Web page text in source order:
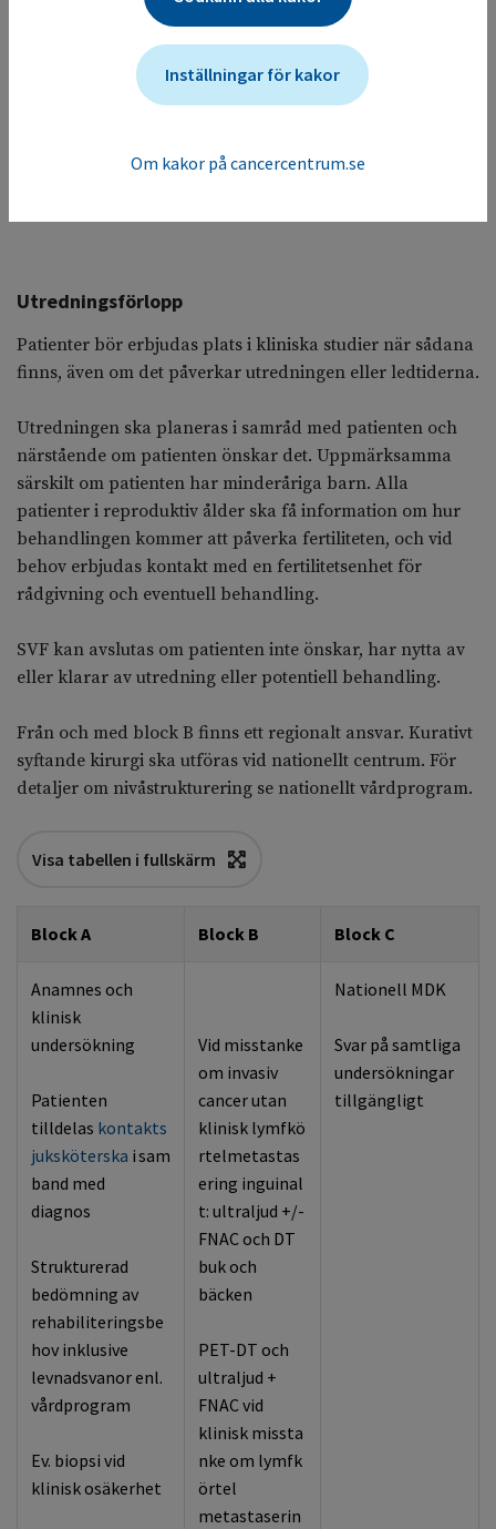
Utredningsförlopp
Patienter bör erbjudas plats i kliniska studier när sådana
finns, även om det påverkar utredningen eller ledtiderna.
Utredningen ska planeras i samråd med patienten och
närstående om patienten önskar det. Uppmärksamma
särskilt om patienten har minderåriga barn. Alla
patienter i reproduktiv ålder ska få information om hur
behandlingen kommer att påverka fertiliteten, och vid
behov erbjudas kontakt med en fertilitetsenhet för
rådgivning och eventuell behandling.
SVF kan avslutas om patienten inte önskar, har nytta av
eller klarar av utredning eller potentiell behandling.
Från och med block B finns ett regionalt ansvar. Kurativt
syftande kirurgi ska utföras vid nationellt centrum. För
detaljer om nivåstrukturering se nationellt vårdprogram.
Visa tabellen i fullskärm
Block A Block B Block C
Anamnes och
klinisk
undersökning
Patienten
tilldelas kontakts
juksköterska i sam
band med
diagnos
Strukturerad
bedömning av
rehabiliteringsbe
hov inklusive
levnadsvanor enl.
vårdprogram
Ev. biopsi vid
klinisk osäkerhet
Vid misstanke
om invasiv
cancerutan
klinisk lymfkö
rtelmetastas
ering inguinal
t: ultraljud +/-
FNAC och DT
buk och
bäcken
PET-DT och
ultraljud +
FNACvid
klinisk missta
nke om lymfk
örtel
metastaserin
Nationell MDK
Svar på samtliga
undersökningar
tillgängligt
Inställningar för kakor
Om kakor på cancercentrum.se